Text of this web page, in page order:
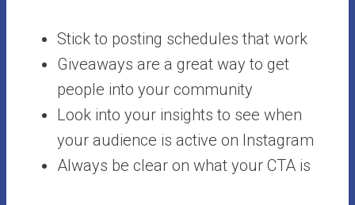
Stick to posting schedules that work
Giveaways are a great way to get
people into your community
Look into your insights to see when
your audience is active on Instagram
Always be clear on what your CTA is